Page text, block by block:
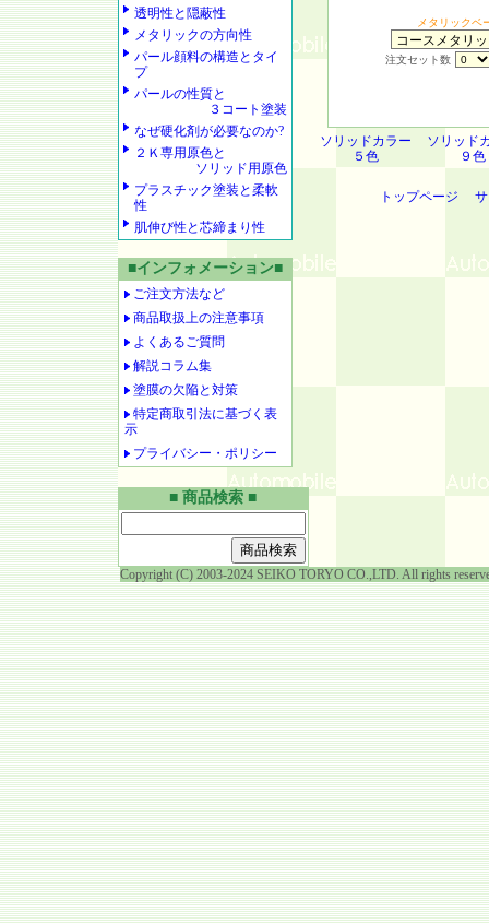
透明性と隠蔽性
メタリックの方向性
パール顔料の構造とタイ
プ
パールの性質と
３コート塗装
なぜ硬化剤が必要なのか?
２Ｋ専用原色と
ソリッド用原色
プラスチック塗装と柔軟
性
肌伸び性と芯締まり性
■インフォメーション■
ご注文方法など
商品取扱上の注意事項
よくあるご質問
解説コラム集
塗膜の欠陥と対策
特定商取引法に基づく表
示
プライバシー・ポリシー
メタリックベ
注文セット数
ソリッドカラー
５色
ソリッド
９色
トップページ
■ 商品検索 ■
Copyright (C) 2003-2024 SEIKO TORYO CO.,LTD. All rights